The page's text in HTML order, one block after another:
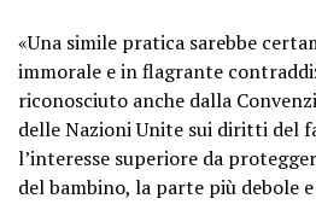
«Una simile pratica sarebbe
immorale e in flagrante
riconosciuto anche dalla
delle Nazioni Unite sui diritti del
l’interesse superiore da
del bambino, la parte più debole